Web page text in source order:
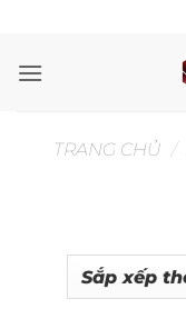
nội
TRANG CHỦ /